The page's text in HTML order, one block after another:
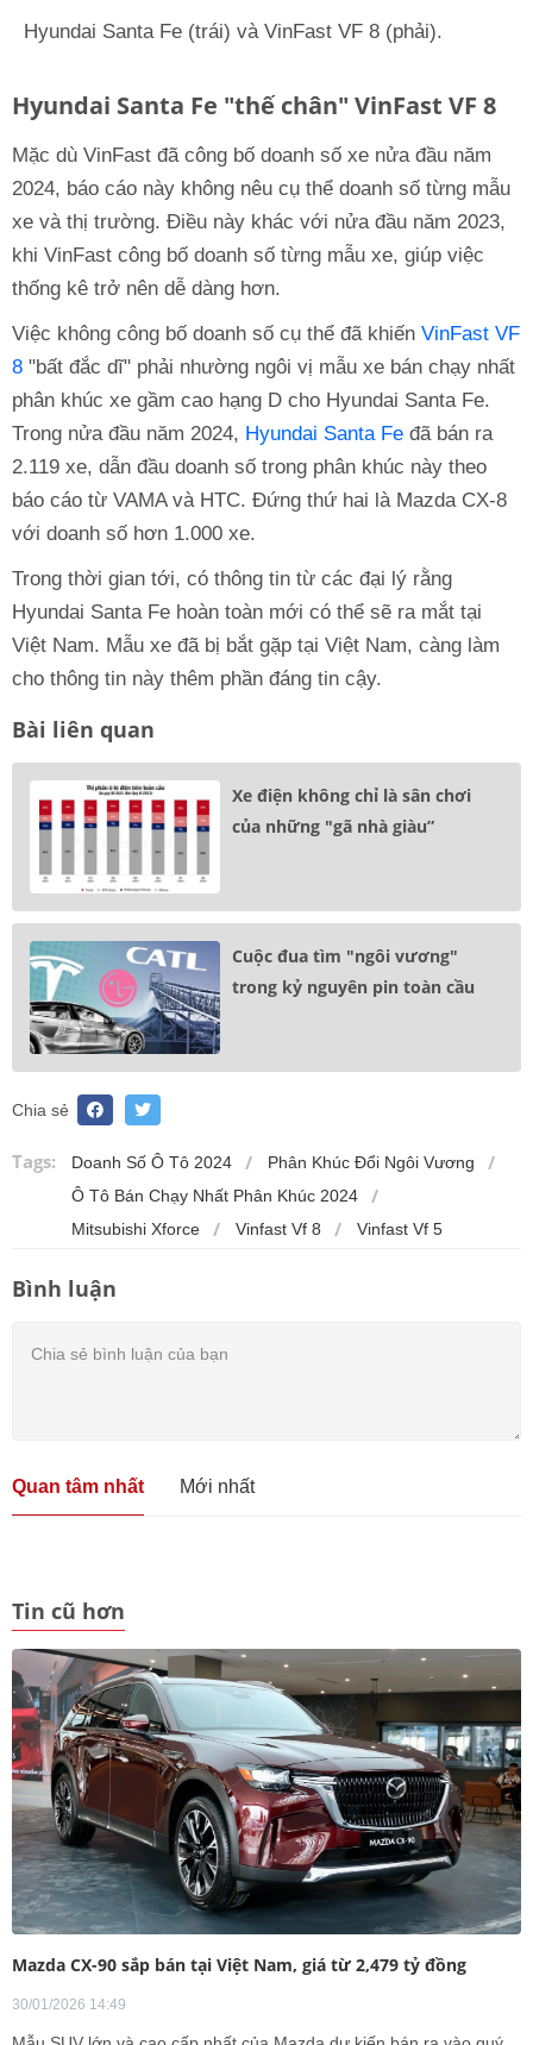
Hyundai Santa Fe (trái) và VinFast VF 8 (phải).
Hyundai Santa Fe "thế chân" VinFast VF 8
Mặc dù VinFast đã công bố doanh số xe nửa đầu năm
2024, báo cáo này không nêu cụ thể doanh số từng mẫu
xe và thị trường. Điều này khác với nửa đầu năm 2023,
khi VinFast công bố doanh số từng mẫu xe, giúp việc
thống kê trở nên dễ dàng hơn.
Việc không công bố doanh số cụ thể đã khiến VinFast VF
8 "bất đắc dĩ" phải nhường ngôi vị mẫu xe bán chạy nhất
phân khúc xe gầm cao hạng D cho Hyundai Santa Fe.
Trong nửa đầu năm 2024, Hyundai Santa Fe đã bán ra
2.119 xe, dẫn đầu doanh số trong phân khúc này theo
báo cáo từ VAMA và HTC. Đứng thứ hai là Mazda CX-8
với doanh số hơn 1.000 xe.
Trong thời gian tới, có thông tin từ các đại lý rằng
Hyundai Santa Fe hoàn toàn mới có thể sẽ ra mắt tại
Việt Nam. Mẫu xe đã bị bắt gặp tại Việt Nam, càng làm
cho thông tin này thêm phần đáng tin cậy.
Bài liên quan
Xe điện không chỉ là sân chơi
của những "gã nhà giàu”
Cuộc đua tìm "ngôi vương"
trong kỷ nguyên pin toàn cầu
Chia sẻ
Tags: Doanh Số Ô Tô 2024
Phân Khúc Đổi Ngôi Vương
Ô Tô Bán Chạy Nhất Phân Khúc 2024
Mitsubishi Xforce
Vinfast Vf 8 Vinfast Vf 5
Bình luận
Quan tâm nhất Mới nhất
Tin cũ hơn
Mazda CX-90 sắp bán tại Việt Nam, giá từ 2,479 tỷ đồng
30/01/2026 14:49